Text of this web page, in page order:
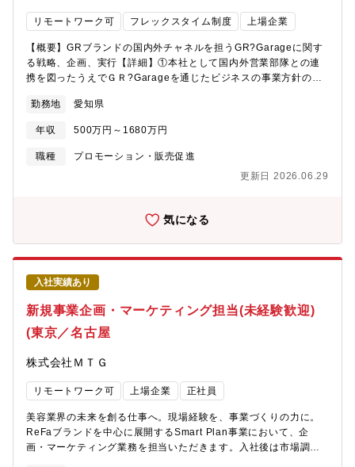
リモートワーク可 フレックスタイム制度 上場企業
【概要】GRブランドの国内外チャネルを担うGR?Garageに関す
る戦略、企画、実行【詳細】①本社として国内外営業部隊との連
携を図ったうえでＧＲ?Garageを通じたビジネスの事業方針の策
長、販売本部長、店長、スタッフまで幅広い階層を巻き込んで事
業方針を浸透させ実行のフォローする③チャネル政策において、
新規ビジネス、スタッフ向けの研修、デジタルを活用した施策の
企画/実行。?■本求人の想定役割：メンバー・チームリーダー・マ
ん頂ける人材を求めています ①GRブランドの車両・パーツを販
の既存・新規のビジネスの事業管理、運営 ③GR?Garageのスタ
ッフ向けの研修実施 ④デジタルを活用したロイヤリティ強化
勤務地 愛知県
年収 500万円～1680万円
職種
プロモーション・販売促進
更新日 2026.06.29
気になる
入社実績あり
新規事業企画・マーケティング担当(未経験歓迎)
(東京／名古屋
株式会社ＭＴＧ
リモートワーク可 上場企業 正社員
美容業界の未来を創る仕事へ。現場経験を、事業づくりの力に。
ReFaブランドを中心に展開するSmart Plan事業において、企
画・マーケティング業務を担当いただきます。入社後は市場調査